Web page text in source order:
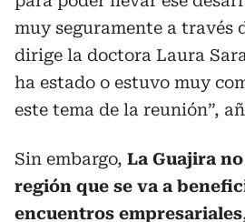
muy seguramente a través
dirige la doctora Laura
ha estado o estuvo muy
este tema de la reunión”,
Sin embargo, La Guajira
región que se va a
encuentros empresariales